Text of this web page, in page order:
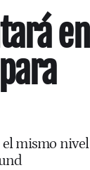
en
mismo nivel